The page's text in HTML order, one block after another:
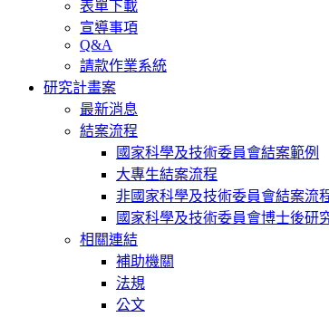
表單下載
宣導事項
Q&A
請款作業系統
研究計畫案
最新消息
結案流程
國家科學及技術委員會結案範例
大專生結案流程
非國家科學及技術委員會結案流
國家科學及技術委員會博士後研
相關連結
補助機關
法規
公文